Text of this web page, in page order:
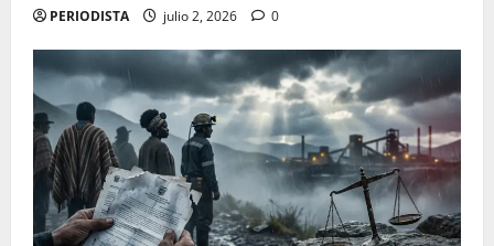
PERIODISTA julio 2, 2026 0